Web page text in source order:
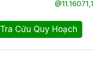
Tra Cứu Quy Hoạch